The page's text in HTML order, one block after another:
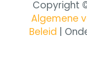
Copyright
Algemene
Beleid |